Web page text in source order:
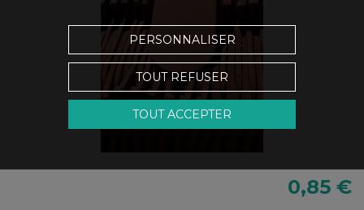
0,85 €
PERSONNALISER
TOUT REFUSER
TOUT ACCEPTER